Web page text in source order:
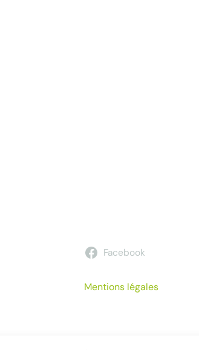
Facebook
Mentions légales